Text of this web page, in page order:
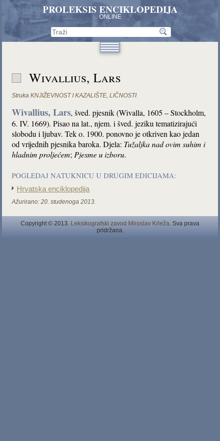
PROLEKSIS ENCIKLOPEDIJA
ONLINE
Wivallius, Lars
Struka KNJIŽEVNOST I KAZALIŠTE,LIČNOSTI
Wivallius, Lars, šved. pjesnik (Wivalla, 1605 – Stockholm,
6. IV. 1669). Pisao na lat., njem. i šved. jeziku tematizirajući
slobodu i ljubav. Tek o. 1900. ponovno je otkriven kao jedan
od vrijednih pjesnika baroka. Djela: Tužaljka nad ovim suhim i
hladnim proljećem; Pjesme u izboru.
POGLEDAJ NATUKNICU U DRUGIM EDICIJAMA:
Hrvatska enciklopedija
Ažurirano: 20. studenoga 2013.
Copyright © 2013. Leksikografski zavod Miroslav Krleža. Sva prava
pridržana.